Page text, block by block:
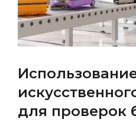
для проверок